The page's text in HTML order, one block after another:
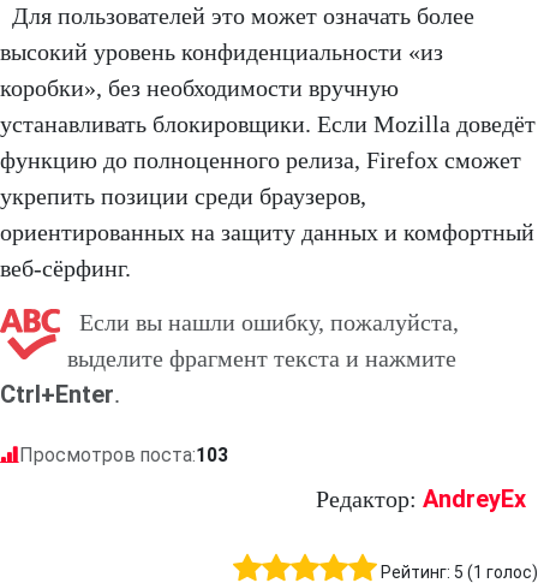
Для пользователей это может означать более
высокий уровень конфиденциальности «из
коробки», без необходимости вручную
устанавливать блокировщики. Если Mozilla доведёт
функцию до полноценного релиза, Firefox сможет
укрепить позиции среди браузеров,
ориентированных на защиту данных и комфортный
веб-сёрфинг.
Если вы нашли ошибку, пожалуйста,
выделите фрагмент текста и нажмите
Ctrl+Enter.
Просмотров поста:103
Редактор: AndreyEx
Рейтинг: 5 (1 голос)